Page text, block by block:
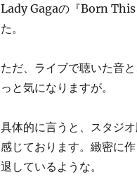
Lady Gagaの『Born This
た。
ただ、ライブで聴いた音
っと気になりますが。
具体的に言うと、スタジ
感じております。緻密に
退しているような。